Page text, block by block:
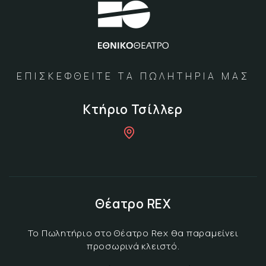
ΕΠΙΣΚΕΦΘΕΙΤΕ ΤΑ ΠΩΛΗΤΗΡΙΑ ΜΑΣ
Κτήριο Τσίλλερ
Θέατρο REX
Το Πωλητήριο στο Θέατρο Rex θα παραμείνει
προσωρινά κλειστό.